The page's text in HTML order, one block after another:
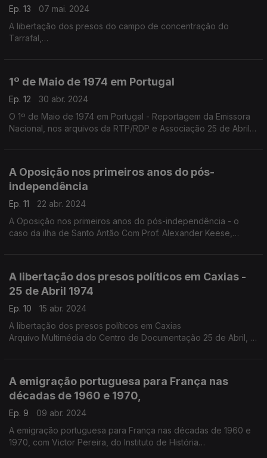
Ep. 13
07 mai. 2024
A libertação dos presos do campo de concentração do
Tarrafal,
1º de Maio de 1974 em Portugal
Ep. 12
30 abr. 2024
O 1º de Maio de 1974 em Portugal - Reportagem da Emissora
Nacional, nos arquivos da RTP/RDP e Associação 25 de Abril,
A Oposição nos primeiros anos do pós-
independência
Ep. 11
22 abr. 2024
A Oposição nos primeiros anos do pós-independência - o
caso da ilha de Santo Antão Com Prof. Alexander Keese,
Produção - Cristina Manuel
A libertação dos presos políticos em Caxias -
25 de Abril 1974
Ep. 10
15 abr. 2024
A libertação dos presos políticos em Caxias
Arquivo Multimédia do Centro de Documentação 25 de Abril,
A emigração portuguesa para França nas
décadas de 1960 e 1970,
Ep. 9
09 abr. 2024
A emigração portuguesa para França nas décadas de 1960 e
1970, com Victor Pereira, do Instituto de História